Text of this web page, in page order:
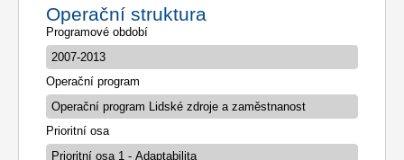
Operační struktura
Programové období
Operační program
Prioritní osa